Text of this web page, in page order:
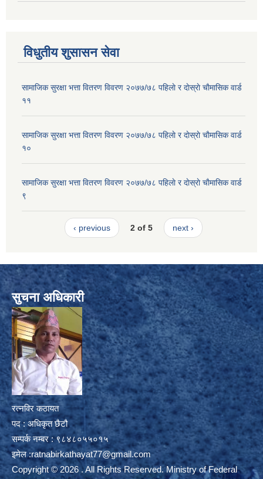
विधुतीय शुसासन सेवा
सामाजिक सुरक्षा भत्ता वितरण विवरण २०७७/७८ पहिलाे र दाेस्राे चाैमासिक वार्ड
११
सामाजिक सुरक्षा भत्ता वितरण विवरण २०७७/७८ पहिलाे र दाेस्राे चाैमासिक वार्ड
१०
सामाजिक सुरक्षा भत्ता वितरण विवरण २०७७/७८ पहिलाे र दाेस्राे चाैमासिक वार्ड
९
‹ previous 2 of 5 next ›
सुचना अधिकारी
रत्नविर कठायत
पद : अधिकृत छैटौ
सम्पर्क नम्बर : ९८४८०५५०१५
इमेल :ratnabirkathayat77@gmail.com
Copyright © 2026 . All Rights Reserved. Ministry of Federal